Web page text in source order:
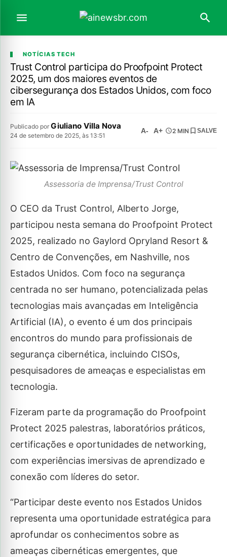
NOTÍCIAS TECH
Trust Control participa do Proofpoint Protect
2025, um dos maiores eventos de
cibersegurança dos Estados Unidos, com foco
em IA
Publicado por Giuliano Villa Nova
24 de setembro de 2025, às 13:51
A- A+ 2 MIN SALVE
Assessoria de Imprensa/Trust Control
O CEO da Trust Control, Alberto Jorge,
participou nesta semana do Proofpoint Protect
2025, realizado no Gaylord Opryland Resort &
Centro de Convenções, em Nashville, nos
Estados Unidos. Com foco na segurança
centrada no ser humano, potencializada pelas
tecnologias mais avançadas em Inteligência
Artificial (IA), o evento é um dos principais
encontros do mundo para profissionais de
segurança cibernética, incluindo CISOs,
pesquisadores de ameaças e especialistas em
tecnologia.
Fizeram parte da programação do Proofpoint
Protect 2025 palestras, laboratórios práticos,
certificações e oportunidades de networking,
com experiências imersivas de aprendizado e
conexão com líderes do setor.
“Participar deste evento nos Estados Unidos
representa uma oportunidade estratégica para
aprofundar os conhecimentos sobre as
ameaças cibernéticas emergentes, que